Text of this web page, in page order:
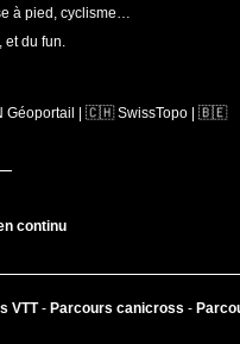
à pied, cyclisme…
et du fun.
Géoportail | 🇨🇭 SwissTopo | 🇧🇪
continu
VTT- Parcours canicross -